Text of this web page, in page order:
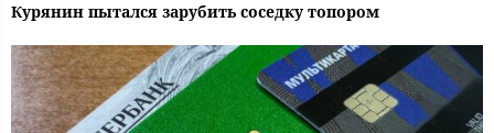
Курянин пытался зарубить соседку топором